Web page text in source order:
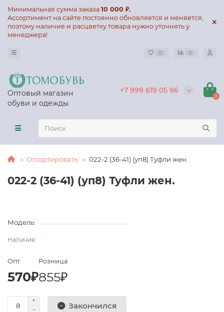
Минимальная сумма заказа 10 000 ₽.
Ассортимент на сайте постоянно обновляется и меняется,
поэтому наличие и расцветку товара нужно уточнять у
менеджера!
0 0
Оптовый магазин
обуви и одежды
+7 999 619 05 96
0
Отсортировать 022-2 (36-41) (уп8) Туфли жен.
022-2 (36-41) (уп8) Туфли жен.
Модель:
Опт
570₽
Розница
855₽
Закончился